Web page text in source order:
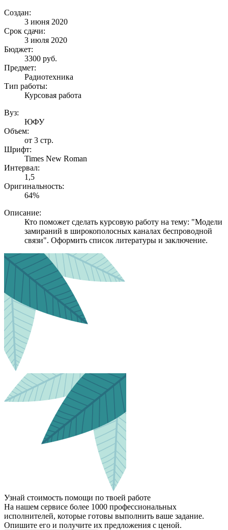
Создан:
3 июня 2020
Срок сдачи:
3 июля 2020
Бюджет:
3300 руб.
Предмет:
Радиотехника
Тип работы:
Курсовая работа
Вуз:
ЮФУ
Объем:
от 3 стр.
Шрифт:
Times New Roman
Интервал:
1,5
Оригинальность:
64%
Описание:
Кто поможет сделать курсовую работу на тему: "Модели
замираний в широкополосных каналах беспроводной
связи". Оформить список литературы и заключение.
Узнай стоимость помощи по твоей работе
На нашем сервисе более 1000 профессиональных
исполнителей, которые готовы выполнить ваше задание.
Опишите его и получите их предложения с ценой.